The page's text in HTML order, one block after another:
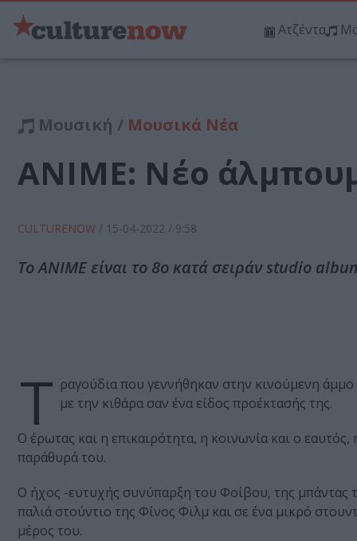
Ατζέντα
Μουσική / Μουσικά Νέα
ΑΝΙΜΕ: Νέο
CULTURENOW / 15-04-2022 / 9:58
Το ΑΝΙΜΕ είναι το 8ο κατά σειράν studio
Τ ραγούδια που γεννήθηκαν στην κινούμενη
με την κιθάρα σαν ένα είδος προέκτασής της.
Ο έρωτας και η επικαιρότητα, η κοινωνία και ο εαυτός,
παράθυρά του.
Ο ήχος -ευτυχής συνύπαρξη του Φοίβου, της μπάντας
παλιά στούντιο της Φίνος Φιλμ και σε ένα μικρό
μέρος του.